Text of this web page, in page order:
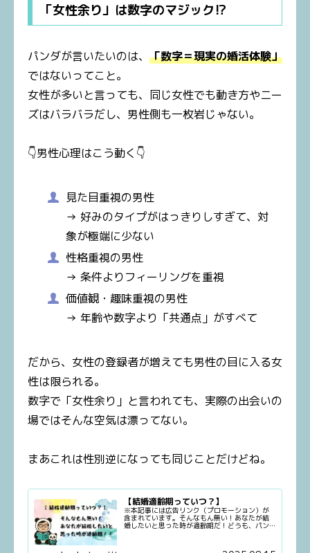
「女性余り」は数字のマジック⁉
パンダが言いたいのは、 「数字＝現実の婚活体験」
ではないってこと。
女性が多いと言っても、同じ女性でも動き方やニー
ズはバラバラだし、男性側も一枚岩じゃない。
👇男性心理はこう動く👇
見た目重視の男性
→ 好みのタイプがはっきりしすぎて、対
象が極端に少ない
性格重視の男性
→ 条件よりフィーリングを重視
価値観・趣味重視の男性
→ 年齢や数字より「共通点」がすべて
だから、女性の登録者が増えても男性の目に入る女
性は限られる。
数字で「女性余り」と言われても、実際の出会いの
場ではそんな空気は漂ってない。
まあこれは性別逆になっても同じことだけどね。
【結婚適齢期っていつ？】
※本記事には広告リンク（プロモーション）が
含まれています。そんなもん無い！あなたが結
婚したいと思った時が適齢期だ！どうも、パン